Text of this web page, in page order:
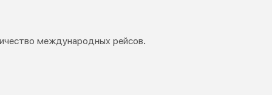
международных рейсов.